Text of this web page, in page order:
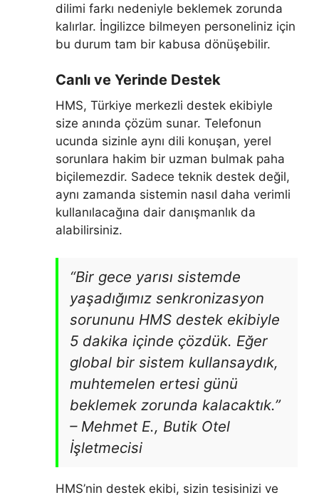
dilimi farkı nedeniyle beklemek zorunda
kalırlar. İngilizce bilmeyen personeliniz için
bu durum tam bir kabusa dönüşebilir.
Canlı ve Yerinde Destek
HMS, Türkiye merkezli destek ekibiyle
size anında çözüm sunar. Telefonun
ucunda sizinle aynı dili konuşan, yerel
sorunlara hakim bir uzman bulmak paha
biçilemezdir. Sadece teknik destek değil,
aynı zamanda sistemin nasıl daha verimli
kullanılacağına dair danışmanlık da
alabilirsiniz.
“Bir gece yarısı sistemde
yaşadığımız senkronizasyon
sorununu HMS destek ekibiyle
5 dakika içinde çözdük. Eğer
global bir sistem kullansaydık,
muhtemelen ertesi günü
beklemek zorunda kalacaktık.”
– Mehmet E., Butik Otel
İşletmecisi
HMS’nin destek ekibi, sizin tesisinizi ve